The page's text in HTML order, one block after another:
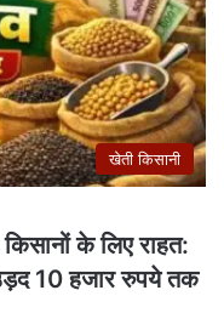
खेती किसानी
के लिए राहत:
10 हजार रुपये तक